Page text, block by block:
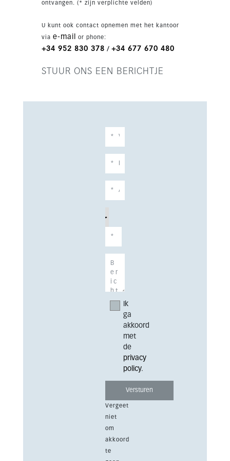
ontvangen. (* zijn verplichte velden)
U kunt ook contact opnemen met het kantoor
via e-mail or phone:
+34 952 830 378 / +34 677 670 480
STUUR ONS EEN BERICHTJE
Ik
ga
akkoord
met
de
privacy
policy.
Vergeet
niet
om
akkoord
te